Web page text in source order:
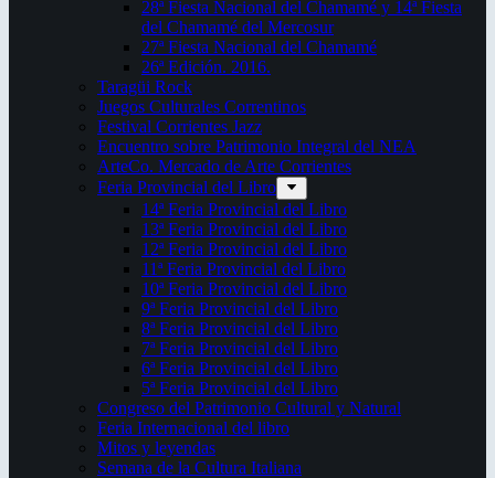
28ª Fiesta Nacional del Chamamé y 14ª Fiesta
del Chamamé del Mercosur
27ª Fiesta Nacional del Chamamé
26ª Edición. 2016.
Taragüi Rock
Juegos Culturales Correntinos
Festival Corrientes Jazz
Encuentro sobre Patrimonio Integral del NEA
ArteCo. Mercado de Arte Corrientes
Feria Provincial del Libro
14ª Feria Provincial del Libro
13ª Feria Provincial del Libro
12ª Feria Provincial del Libro
11ª Feria Provincial del Libro
10ª Feria Provincial del Libro
9ª Feria Provincial del Libro
8ª Feria Provincial del Libro
7ª Feria Provincial del Libro
6ª Feria Provincial del Libro
5ª Feria Provincial del Libro
Congreso del Patrimonio Cultural y Natural
Feria Internacional del libro
Mitos y leyendas
Semana de la Cultura Italiana